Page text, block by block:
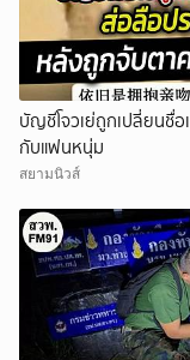
บัญชีโจวเย่ถูกเปลี่ยนชื่อ
กับแฟนหนุ่ม
สยามนิวส์